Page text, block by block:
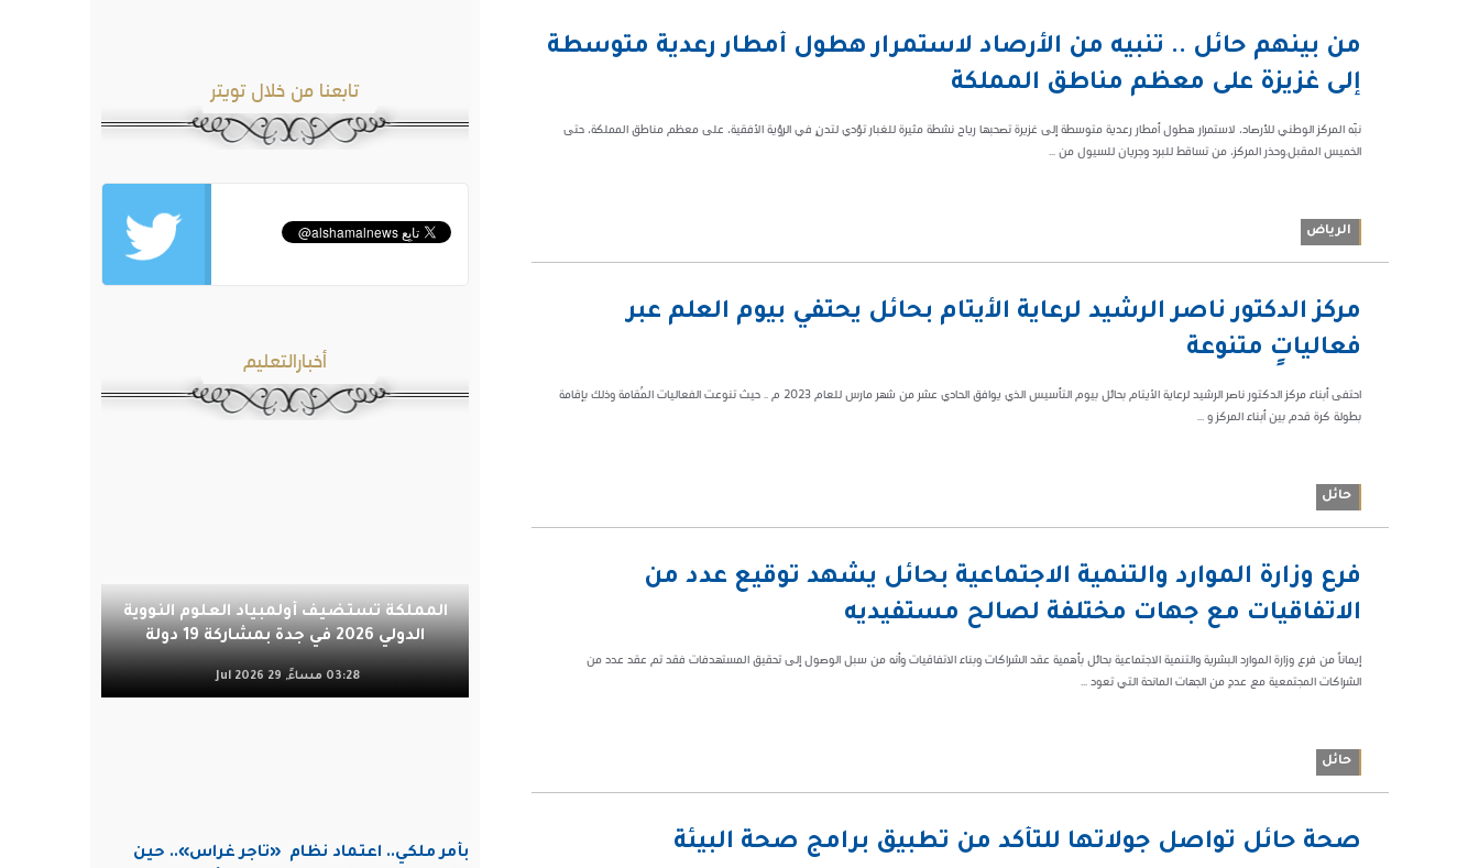
من بينهم حائل .. تنبيه من الأرصاد لاستمرار هطول أمطار رعدية متوسطة
إلى غزيزة على معظم مناطق المملكة
نبّه المركز الوطني للأرصاد، لاستمرار هطول أمطار رعدية متوسطة إلى غزيرة تصحبها رياح نشطة مثيرة للغبار تؤدي لتدنٍ في الرؤية الأفقية، على معظم مناطق المملكة، حتى
الخميس المقبل.وحذر المركز، من تساقط للبرد وجريان للسيول من ...
الرياض
مركز الدكتور ناصر الرشيد لرعاية الأيتام بحائل يحتفي بيوم العلم عبر
فعالياتٍ متنوعة
احتفى أبناء مركز الدكتور ناصر الرشيد لرعاية الأيتام بحائل بيوم التأسيس الذي يوافق الحادي عشر من شهر مارس للعام 2023 م .. حيث تنوعت الفعاليات المُقامة وذلك بإقامة
بطولة كرة قدم بين أبناء المركز و ...
حائل
فرع وزارة الموارد والتنمية الاجتماعية بحائل يشهد توقيع عدد من
الاتفاقيات مع جهات مختلفة لصالح مستفيديه
إيماناً من فرع وزارة الموارد البشرية والتنمية الاجتماعية بحائل بأهمية عقد الشراكات وبناء الاتفاقيات وأنه من سبل الوصول إلى تحقيق المستهدفات فقد تم عقد عدد من
الشراكات المجتمعية مع عددٍ من الجهات المانحة التي تعود ...
حائل
صحة حائل تواصل جولاتها للتأكد من تطبيق برامج صحة البيئة
تابعنا من خلال تويتر
أخبارالتعليم
المملكة تستضيف أولمبياد العلوم النووية
الدولي 2026 في جدة بمشاركة 19 دولة
03:28 مساءً, 29 Jul 2026
بأمر ملكي.. اعتماد نظام «تاجر غراس».. حين